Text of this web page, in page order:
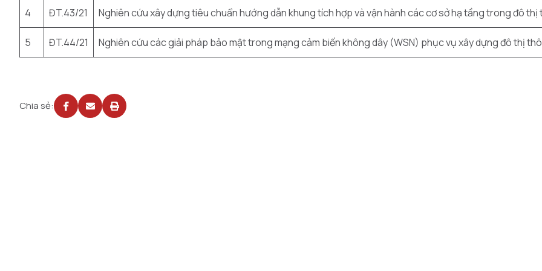
4 ĐT.43/21 Nghiên cứu xây dựng tiêu chuẩn hướng dẫn khung tích hợp và vận hành các cơ sở hạ tầng trong đô thị
5 ĐT.44/21 Nghiên cứu các giải pháp bảo mật trong mạng cảm biến không dây (WSN) phục vụ xây dựng đô thị
Chia sẻ: